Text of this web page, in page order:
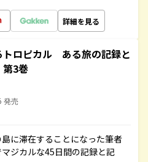
詳細を見る
トロピカル ある旅の記録と
3巻
発売
に滞在することになった筆者
ジカルな45日間の記録と記